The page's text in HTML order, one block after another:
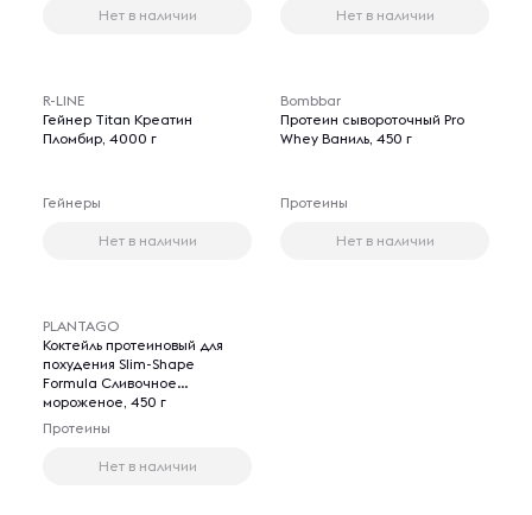
Нет в наличии Нет в наличии
R-LINE
Гейнер Titan Креатин
Пломбир, 4000 г
Гейнеры
Нет в наличии
Bombbar
Протеин сывороточный Pro
Whey Ваниль, 450 г
Протеины
Нет в наличии
PLANTAGO
Коктейль протеиновый для
похудения Slim-Shape
Formula Сливочное
мороженое, 450 г
Протеины
Нет в наличии